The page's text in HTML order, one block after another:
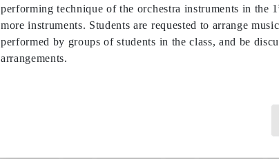
performing technique of the orchestra instruments in the 1
more instruments. Students are requested to arrange
performed by groups of students in the class, and be
arrangements.